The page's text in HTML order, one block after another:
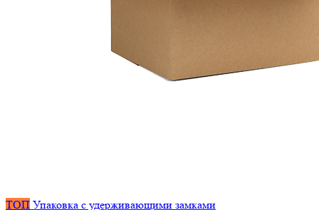
ТОП Упаковка с удерживающими замками